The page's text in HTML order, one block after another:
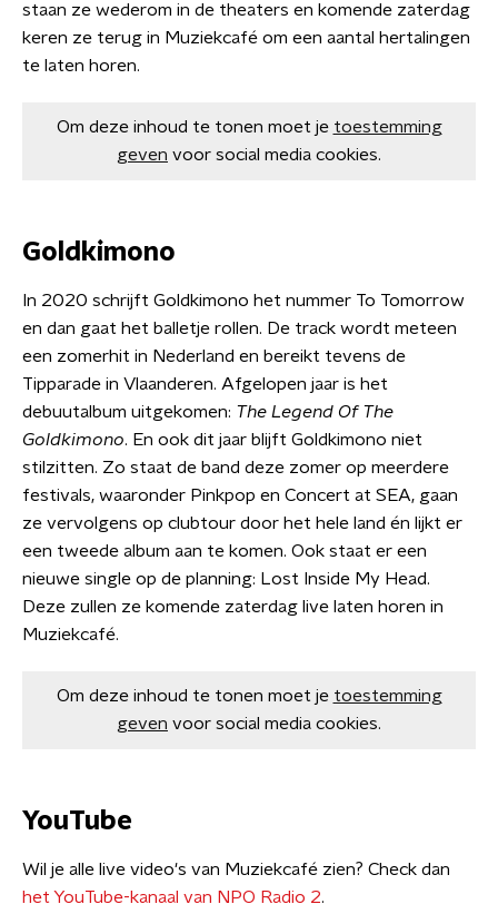
staan ze wederom in de theaters en komende zaterdag
keren ze terug in Muziekcafé om een aantal hertalingen
te laten horen.
Om deze inhoud te tonen moet je toestemming
geven voor social media cookies.
Goldkimono
In 2020 schrijft Goldkimono het nummer To Tomorrow
en dan gaat het balletje rollen. De track wordt meteen
een zomerhit in Nederland en bereikt tevens de
Tipparade in Vlaanderen. Afgelopen jaar is het
debuutalbum uitgekomen: The Legend Of The
Goldkimono. En ook dit jaar blijft Goldkimono niet
stilzitten. Zo staat de band deze zomer op meerdere
festivals, waaronder Pinkpop en Concert at SEA, gaan
ze vervolgens op clubtour door het hele land én lijkt er
een tweede album aan te komen. Ook staat er een
nieuwe single op de planning: Lost Inside My Head.
Deze zullen ze komende zaterdag live laten horen in
Muziekcafé.
Om deze inhoud te tonen moet je toestemming
geven voor social media cookies.
YouTube
Wil je alle live video's van Muziekcafé zien? Check dan
het YouTube-kanaal van NPO Radio 2.